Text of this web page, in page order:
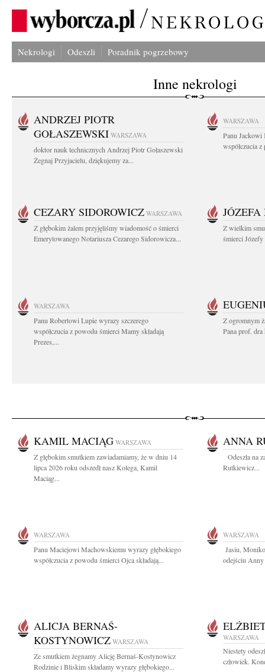
Nekrologi Odeszli Poradnik pogrzebowy
Inne nekrologi
ANDRZEJ PIOTR
GOŁASZEWSKI WARSZAWA
doktor nauk technicznych Andrzej Piotr Gołaszewski
Żegnaj Przyjacielu, dziękujemy za...
WARSZAWA
Panu Jackowi
współczucia
CEZARY SIDOROWICZ WARSZAWA
Z głębokim żalem przyjęliśmy wiadomość o śmierci
Emerytowanego Notariusza Cezarego Sidorowicza...
Z wielkim
śmierci
WARSZAWA
Panu Robertowi Lupie wyrazy szczerego
współczucia z powodu śmierci Mamy składają
Prezes,...
Z ogromnym
Pana prof. dra
KAMIL MACIĄG WARSZAWA
Z głębokim smutkiem zawiadamiamy, że w dniu 14
lipca 2026 roku odszedł nasz Kolega, Kamil
Maciąg...
ANNA
Odeszła na
Rutkiewicz...
WARSZAWA
Panu Maciejowi Machowskiemu wyrazy głębokiego
współczucia z powodu śmierci Ojca składają...
WARSZAWA
Jasiu,
odejściu
ALICJA BERNAŚ-
KOSTYNOWICZ WARSZAWA
Ze smutkiem żegnamy Alicję Bernaś-Kostynowicz
Rodzinie i Bliskim składamy wyrazy głębokiego...
WARSZAWA
Niestety
człowiek.